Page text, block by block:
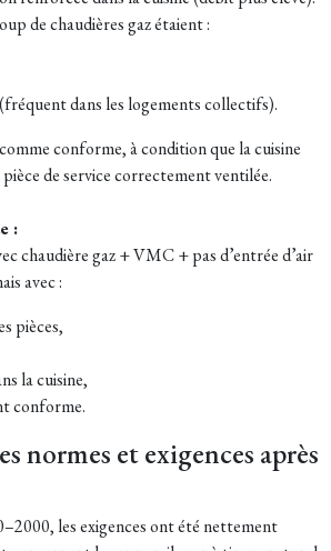
de chaudières gaz étaient :
dans les logements collectifs).
conforme, à condition que la cuisine
de service correctement ventilée.
:
chaudière gaz + VMC + pas d’entrée d’air
avec :
pièces,
la cuisine,
conforme.
normes et exigences après
les exigences ont été nettement